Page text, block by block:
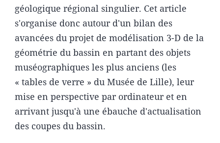
géologique régional singulier. Cet article
s'organise donc autour d'un bilan des
avancées du projet de modélisation 3-D de la
géométrie du bassin en partant des objets
muséographiques les plus anciens (les
« tables de verre » du Musée de Lille), leur
mise en perspective par ordinateur et en
arrivant jusqu'à une ébauche d'actualisation
des coupes du bassin.